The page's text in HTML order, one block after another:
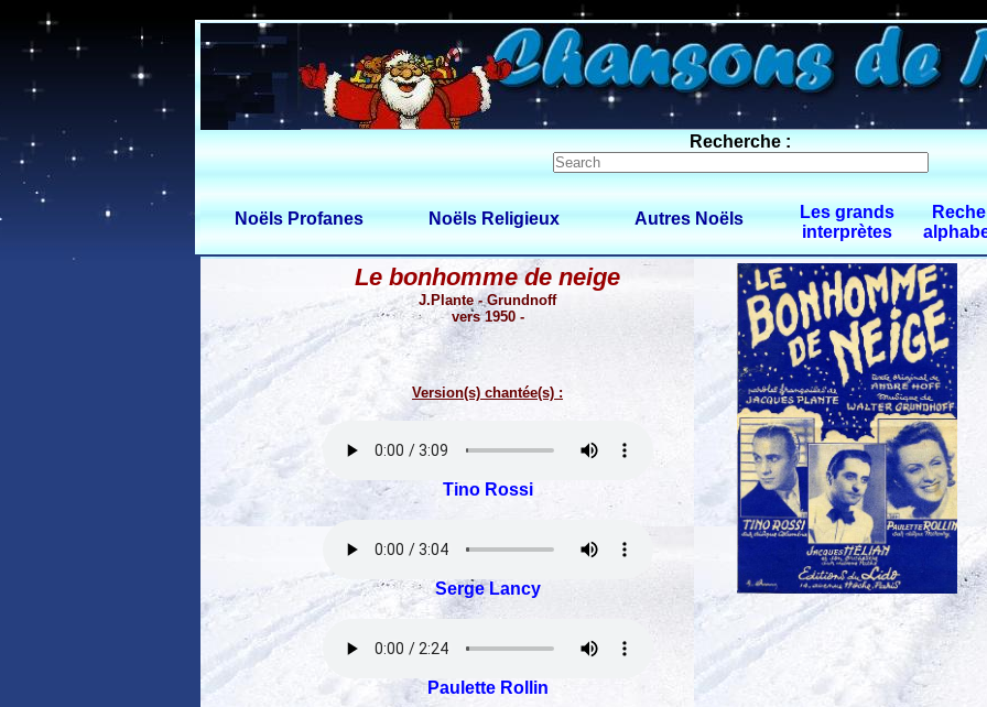
0 $limitbot 1 $limittot 2
Recherche :
Noëls Profanes Noëls Religieux Autres Noëls
Les grands
interprètes
Le bonhomme de neige
J.Plante - Grundnoff
vers 1950 -
Version(s) chantée(s) :
Tino Rossi
Serge Lancy
Paulette Rollin